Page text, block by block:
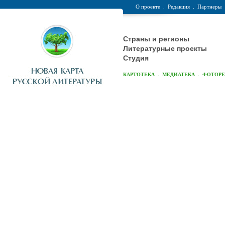
О проекте Редакция Партнеры
Страны и регионы
Литературные проекты
Студия
КАРТОТЕКА МЕДИАТЕКА